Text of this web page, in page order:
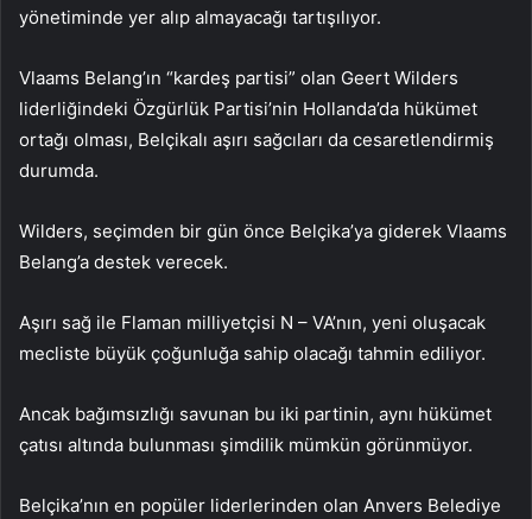
yönetiminde yer alıp almayacağı tartışılıyor.
Vlaams Belang’ın “kardeş partisi” olan Geert Wilders
liderliğindeki Özgürlük Partisi’nin Hollanda’da hükümet
ortağı olması, Belçikalı aşırı sağcıları da cesaretlendirmiş
durumda.
Wilders, seçimden bir gün önce Belçika’ya giderek Vlaams
Belang’a destek verecek.
Aşırı sağ ile Flaman milliyetçisi N – VA’nın, yeni oluşacak
mecliste büyük çoğunluğa sahip olacağı tahmin ediliyor.
Ancak bağımsızlığı savunan bu iki partinin, aynı hükümet
çatısı altında bulunması şimdilik mümkün görünmüyor.
Belçika’nın en popüler liderlerinden olan Anvers Belediye